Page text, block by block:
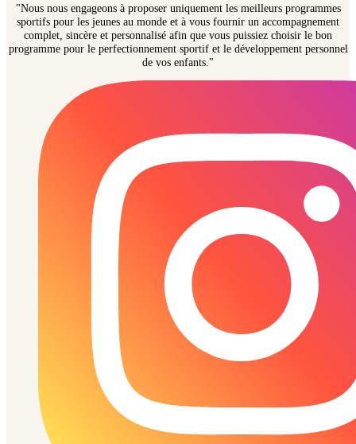
"Nous nous engageons à proposer uniquement les meilleurs programmes
sportifs pour les jeunes au monde et à vous fournir un accompagnement
complet, sincère et personnalisé afin que vous puissiez choisir le bon
programme pour le perfectionnement sportif et le développement personnel
de vos enfants."